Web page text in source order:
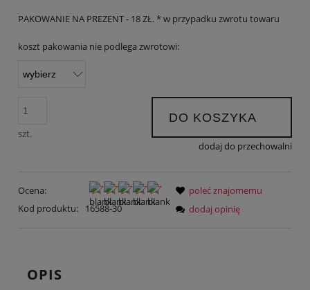
PAKOWANIE NA PREZENT - 18 ZŁ. * w przypadku zwrotu towaru
koszt pakowania nie podlega zwrotowi:
szt.
DO KOSZYKA
dodaj do przechowalni
Ocena:
Kod produktu:
16588-30
poleć znajomemu
dodaj opinię
OPIS